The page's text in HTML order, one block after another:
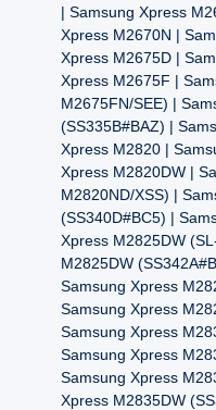
| Samsung Xpress
Xpress M2670N |
Xpress M2675D |
Xpress M2675F |
M2675FN/SEE) |
(SS335B#BAZ) |
Xpress M2820 |
Xpress M2820DW |
M2820ND/XSS) |
(SS340D#BC5) |
Xpress M2825DW
M2825DW
Samsung Xpress
Samsung Xpress
Samsung Xpress
Samsung Xpress
Samsung Xpress
Xpress M2835DW